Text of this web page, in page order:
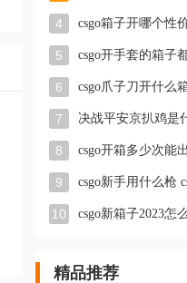
4
5
6
7
8
9 csgo新手用什么枪
10
精品推荐